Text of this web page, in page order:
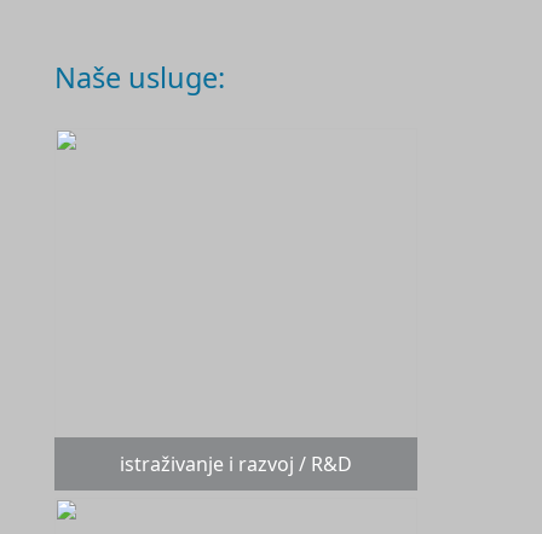
Naše usluge:
istraživanje i razvoj / R&D